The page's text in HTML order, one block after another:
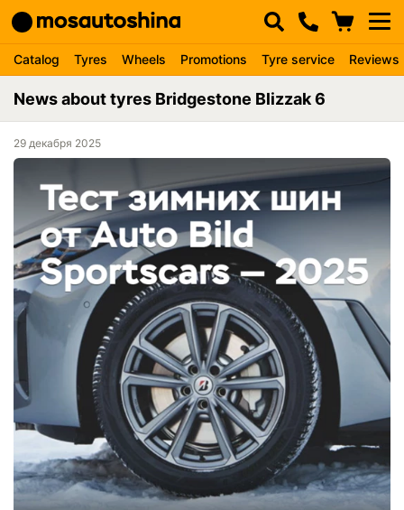
Catalog Tyres Wheels Promotions Tyre service Reviews
News about tyres Bridgestone Blizzak 6
29 декабря 2025